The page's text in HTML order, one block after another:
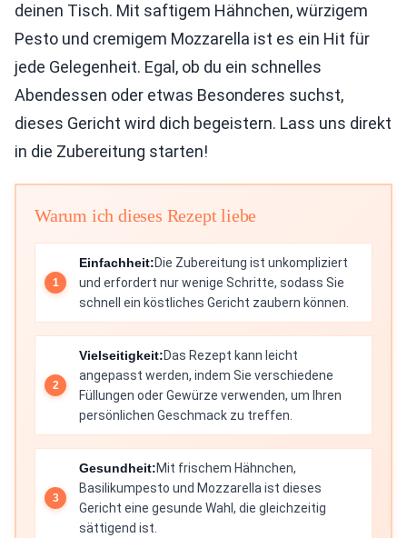
deinen Tisch. Mit saftigem Hähnchen, würzigem
Pesto und cremigem Mozzarella ist es ein Hit für
jede Gelegenheit. Egal, ob du ein schnelles
Abendessen oder etwas Besonderes suchst,
dieses Gericht wird dich begeistern. Lass uns direkt
in die Zubereitung starten!
Warum ich dieses Rezept liebe
Einfachheit:Die Zubereitung ist unkompliziert
und erfordert nur wenige Schritte, sodass Sie
schnell ein köstliches Gericht zaubern können.
Vielseitigkeit:Das Rezept kann leicht
angepasst werden, indem Sie verschiedene
Füllungen oder Gewürze verwenden, um Ihren
persönlichen Geschmack zu treffen.
Gesundheit:Mit frischem Hähnchen,
Basilikumpesto und Mozzarella ist dieses
Gericht eine gesunde Wahl, die gleichzeitig
sättigend ist.